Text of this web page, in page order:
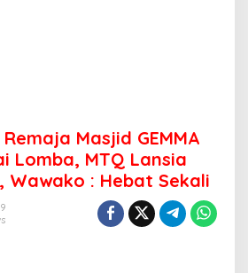
G
e
l
a
Masjid GEMMA
Lomba, MTQ Lansia
Wawako : Hebat Sekali